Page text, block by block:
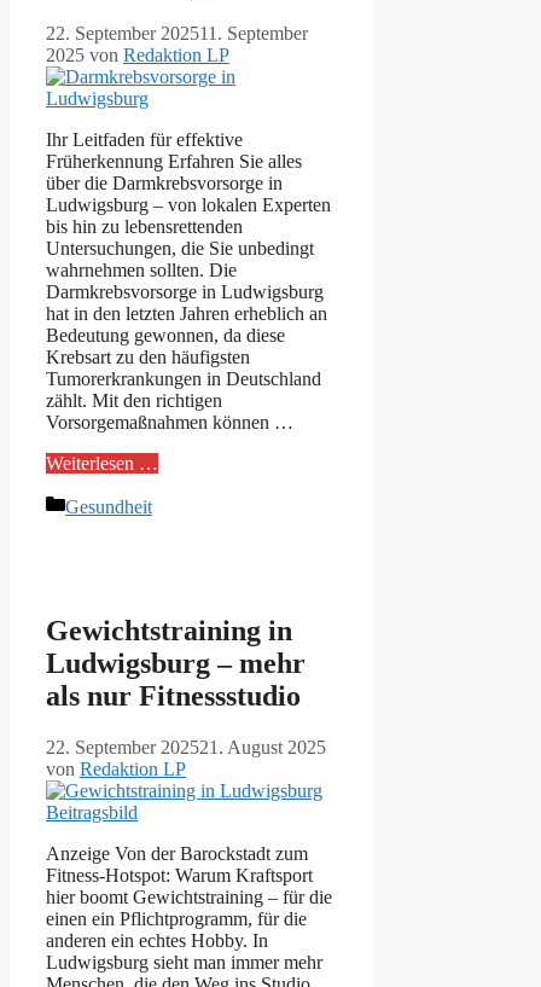
22. September 202511. September
2025 von Redaktion LP
Ihr Leitfaden für effektive
Früherkennung Erfahren Sie alles
über die Darmkrebsvorsorge in
Ludwigsburg – von lokalen Experten
bis hin zu lebensrettenden
Untersuchungen, die Sie unbedingt
wahrnehmen sollten. Die
Darmkrebsvorsorge in Ludwigsburg
hat in den letzten Jahren erheblich an
Bedeutung gewonnen, da diese
Krebsart zu den häufigsten
Tumorerkrankungen in Deutschland
zählt. Mit den richtigen
Vorsorgemaßnahmen können …
Weiterlesen …
Kategorien
Gesundheit
Gewichtstraining in
Ludwigsburg – mehr
als nur Fitnessstudio
22. September 202521. August 2025
von Redaktion LP
Anzeige Von der Barockstadt zum
Fitness-Hotspot: Warum Kraftsport
hier boomt Gewichtstraining – für die
einen ein Pflichtprogramm, für die
anderen ein echtes Hobby. In
Ludwigsburg sieht man immer mehr